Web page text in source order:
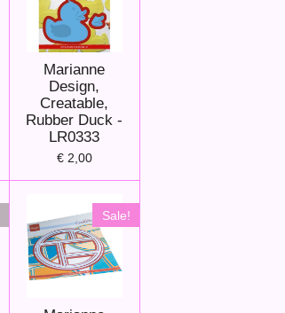
Marianne
Design,
Creatable,
Rubber Duck -
LR0333
€ 2,00
Sale!